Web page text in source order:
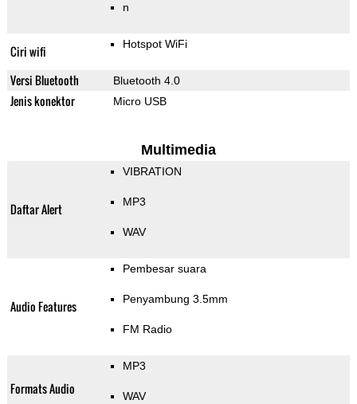
n
Ciri wifi Hotspot WiFi
Versi Bluetooth Bluetooth 4.0
Jenis konektor Micro USB
Multimedia
Daftar Alert
VIBRATION
MP3
WAV
Audio Features
Pembesar suara
Penyambung 3.5mm
FM Radio
Formats Audio
MP3
WAV